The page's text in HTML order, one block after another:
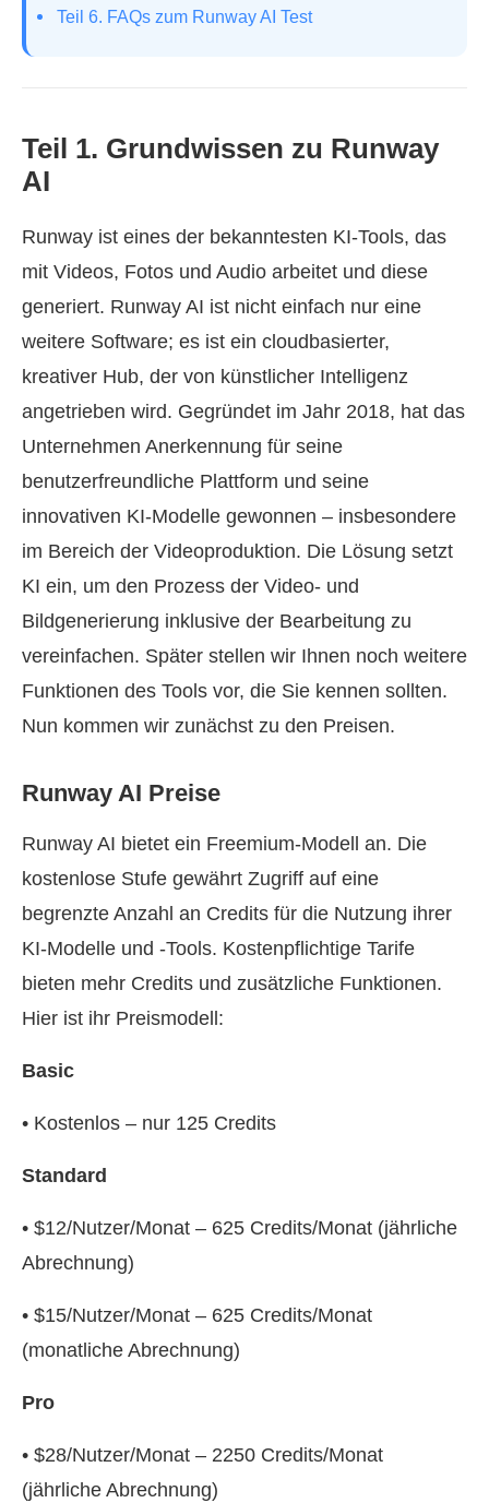
Teil 6. FAQs zum Runway AI Test
Teil 1. Grundwissen zu Runway
AI
Runway ist eines der bekanntesten KI‑Tools, das
mit Videos, Fotos und Audio arbeitet und diese
generiert. Runway AI ist nicht einfach nur eine
weitere Software; es ist ein cloudbasierter,
kreativer Hub, der von künstlicher Intelligenz
angetrieben wird. Gegründet im Jahr 2018, hat das
Unternehmen Anerkennung für seine
benutzerfreundliche Plattform und seine
innovativen KI‑Modelle gewonnen – insbesondere
im Bereich der Videoproduktion. Die Lösung setzt
KI ein, um den Prozess der Video‑ und
Bildgenerierung inklusive der Bearbeitung zu
vereinfachen. Später stellen wir Ihnen noch weitere
Funktionen des Tools vor, die Sie kennen sollten.
Nun kommen wir zunächst zu den Preisen.
Runway AI Preise
Runway AI bietet ein Freemium‑Modell an. Die
kostenlose Stufe gewährt Zugriff auf eine
begrenzte Anzahl an Credits für die Nutzung ihrer
KI‑Modelle und ‑Tools. Kostenpflichtige Tarife
bieten mehr Credits und zusätzliche Funktionen.
Hier ist ihr Preismodell:
Basic
• Kostenlos – nur 125 Credits
Standard
• $12/Nutzer/Monat – 625 Credits/Monat (jährliche
Abrechnung)
• $15/Nutzer/Monat – 625 Credits/Monat
(monatliche Abrechnung)
Pro
• $28/Nutzer/Monat – 2250 Credits/Monat
(jährliche Abrechnung)